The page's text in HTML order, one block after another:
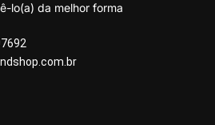
lo(a) da melhor forma